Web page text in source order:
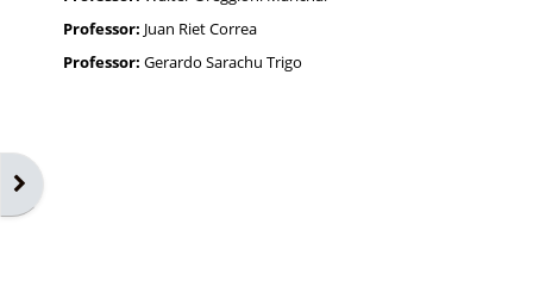
Abrir gaveta de blocos
Professor: Juan Riet Correa
Professor: Gerardo Sarachu Trigo